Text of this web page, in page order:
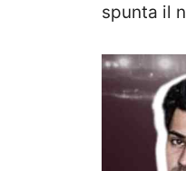
spunta il